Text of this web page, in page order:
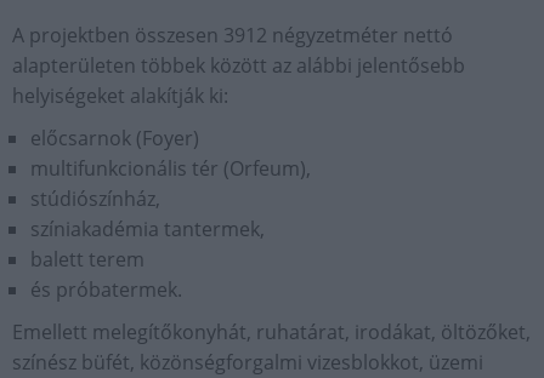
A projektben összesen 3912 négyzetméter nettó
alapterületen többek között az alábbi jelentősebb
helyiségeket alakítják ki:
előcsarnok (Foyer)
multifunkcionális tér (Orfeum),
stúdiószínház,
színiakadémia tantermek,
balett terem
és próbatermek.
Emellett melegítőkonyhát, ruhatárat, irodákat, öltözőket,
színész büfét, közönségforgalmi vizesblokkot, üzemi